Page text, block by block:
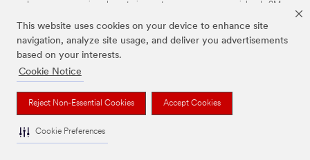
This website uses cookies on your device to enhance site
navigation, analyze site usage, and deliver you advertisements
based on your interests.
Cookie Notice
Reject Non-Essential Cookies Accept Cookies
Cookie Preferences
Las marcas mencionadas anteriormente son marcas comerciales de 3M.